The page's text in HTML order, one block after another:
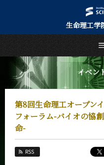
生命理工学
イベン
第8回生命理工オープン
フォーラム-バイオの協
命-
RSS
日本語
トップページ
Top Page
生命理工学系について
About Us
Education
教員・研究室